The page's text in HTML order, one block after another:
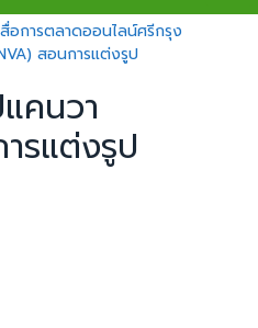
สื่อการตลาดออนไลน์ศรีกรุง
สอนการแต่งรูป
คนวา
รแต่งรูป